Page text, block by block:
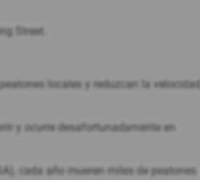
Street.
locales y reduzcan la velocidad,
y ocurre desafortunadamente en
cada año mueren miles de peatones